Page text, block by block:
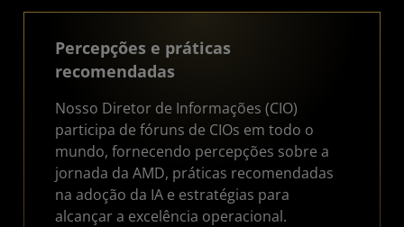
Percepções e práticas
recomendadas
Nosso Diretor de Informações (CIO)
participa de fóruns de CIOs em todo o
mundo, fornecendo percepções sobre a
jornada da AMD, práticas recomendadas
na adoção da IA e estratégias para
alcançar a excelência operacional.